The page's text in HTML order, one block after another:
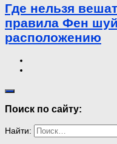
Где нельзя
правила Фен
расположению
Поиск по сайту:
Найти: